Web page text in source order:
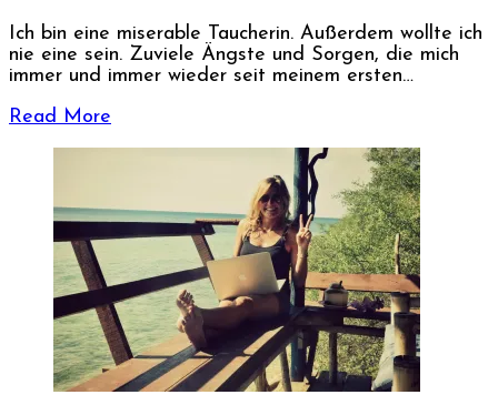
Ich bin eine miserable Taucherin. Außerdem wollte ich
nie eine sein. Zuviele Ängste und Sorgen, die mich
immer und immer wieder seit meinem ersten…
Read More